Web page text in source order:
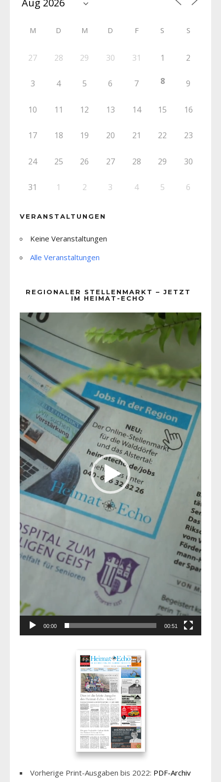
M D M D F S S
27 28 29 30 31 1 2
3 4 5 6 7 8 9
10 11 12 13 14 15 16
17 18 19 20 21 22 23
24 25 26 27 28 29 30
31 1 2 3 4 5 6
VERANSTALTUNGEN
Keine Veranstaltungen
Alle Veranstaltungen
REGIONALER STELLENMARKT – JETZT
IM HEIMAT-ECHO
Player
00:00 00:51
Vorherige Print-Ausgaben bis 2022: PDF-Archiv